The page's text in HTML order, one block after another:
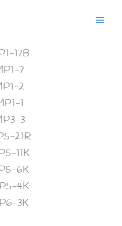
17B
7
2
1
3
21R
11K
6K
4K
3K